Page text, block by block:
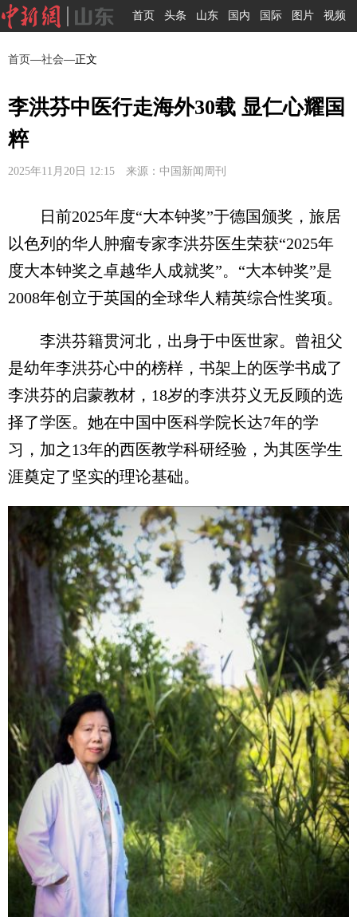
首页 头条 山东 国内 国际 图片 视频
首页—社会—正文
李洪芬中医行走海外30载 显仁心耀国
粹
2025年11月20日 12:15 来源：中国新闻周刊
日前2025年度“大本钟奖”于德国颁奖，旅居
以色列的华人肿瘤专家李洪芬医生荣获“2025年
度大本钟奖之卓越华人成就奖”。“大本钟奖”是
2008年创立于英国的全球华人精英综合性奖项。
李洪芬籍贯河北，出身于中医世家。曾祖父
是幼年李洪芬心中的榜样，书架上的医学书成了
李洪芬的启蒙教材，18岁的李洪芬义无反顾的选
择了学医。她在中国中医科学院长达7年的学
习，加之13年的西医教学科研经验，为其医学生
涯奠定了坚实的理论基础。